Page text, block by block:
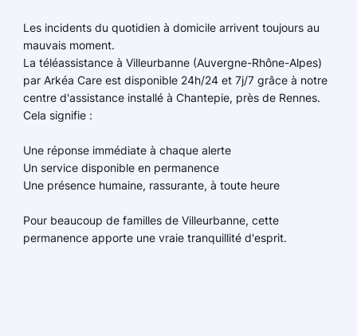
Les incidents du quotidien à domicile arrivent toujours au
mauvais moment.
La téléassistance à Villeurbanne (Auvergne-Rhône-Alpes)
par Arkéa Care est disponible 24h/24 et 7j/7 grâce à notre
centre d'assistance installé à Chantepie, près de Rennes.
Cela signifie :
Une réponse immédiate à chaque alerte
Un service disponible en permanence
Une présence humaine, rassurante, à toute heure
Pour beaucoup de familles de Villeurbanne, cette
permanence apporte une vraie tranquillité d'esprit.